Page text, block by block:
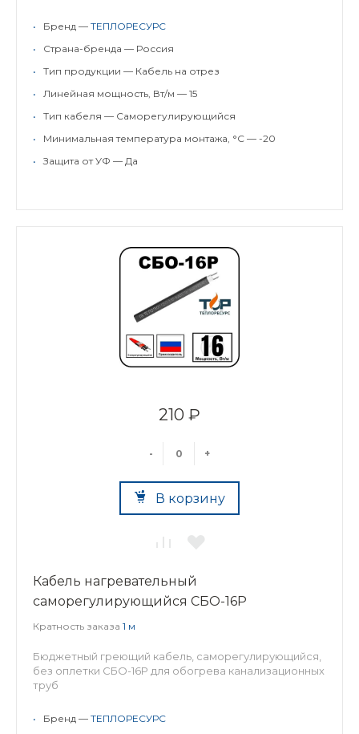
• Бренд — ТЕПЛОРЕСУРС
•
Страна-бренда — Россия
•
Тип продукции — Кабель на отрез
•
Линейная мощность, Вт/м — 15
•
Тип кабеля — Саморегулирующийся
•
Минимальная температура монтажа, °C — -20
•
Защита от УФ — Да
210 ₽
- +
В корзину
Кабель нагревательный
саморегулирующийся СБО-16P
Кратность заказа 1 м
Бюджетный греющий кабель, саморегулирующийся,
без оплетки СБО-16Р для обогрева канализационных
труб
• Бренд — ТЕПЛОРЕСУРС